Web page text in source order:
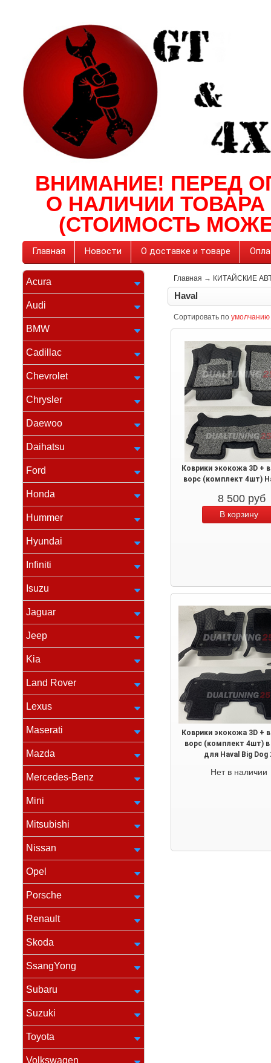
ВНИМАНИЕ! ПЕРЕД
О НАЛИЧИИ
(СТОИМОСТЬ
Главная Новости О доставке и товаре
Acura
Audi
BMW
Cadillac
Chevrolet
Chrysler
Daewoo
Daihatsu
Ford
Honda
Hummer
Hyundai
Infiniti
Isuzu
Jaguar
Jeep
Kia
Land Rover
Lexus
Maserati
Mazda
Mercedes-Benz
Mini
Mitsubishi
Nissan
Opel
Porsche
Renault
Skoda
SsangYong
Subaru
Suzuki
Toyota
Volkswagen
Главная → КИТАЙСКИЕ
Haval
Сортировать по умолчанию
Коврики экокожа 3D +
ворс (комплект 4шт)
8 500 руб
Коврики экокожа 3D +
ворс (комплект 4шт) в
для Haval Big Dog
Нет в наличии